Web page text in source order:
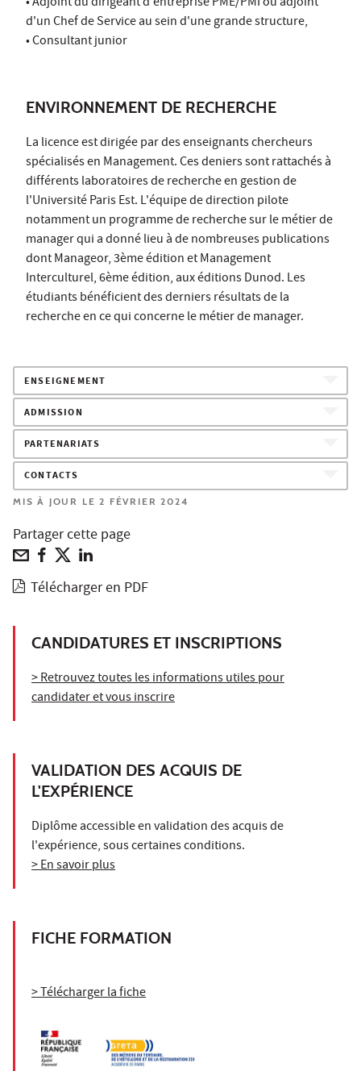
d'un Chef de Service au sein d'une grande structure,
• Consultant junior
ENVIRONNEMENT DE RECHERCHE
La licence est dirigée par des enseignants chercheurs
spécialisés en Management. Ces deniers sont rattachés à
différents laboratoires de recherche en gestion de
l'Université Paris Est. L'équipe de direction pilote
notamment un programme de recherche sur le métier de
manager qui a donné lieu à de nombreuses publications
dont Manageor, 3ème édition et Management
Interculturel, 6ème édition, aux éditions Dunod. Les
étudiants bénéficient des derniers résultats de la
recherche en ce qui concerne le métier de manager.
ENSEIGNEMENT
ADMISSION
PARTENARIATS
CONTACTS
MIS À JOUR LE 2 FÉVRIER 2024
Partager cette page
Télécharger en PDF
CANDIDATURES ET INSCRIPTIONS
> Retrouvez toutes les informations utiles pour
candidater et vous inscrire
VALIDATION DES ACQUIS DE
L'EXPÉRIENCE
Diplôme accessible en validation des acquis de
l'expérience, sous certaines conditions.
> En savoir plus
FICHE FORMATION
> Télécharger la fiche